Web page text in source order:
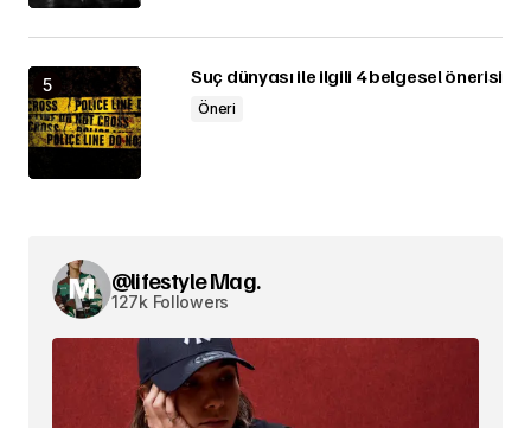
Suç dünyası ile ilgili 4 belgesel önerisi
Öneri
@lifestyle Mag.
127k Followers